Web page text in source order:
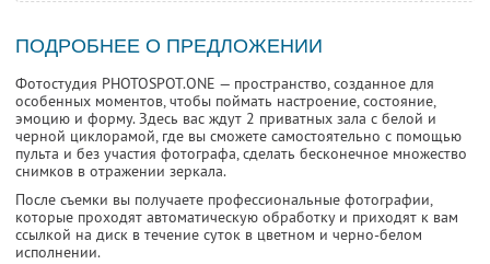
ПОДРОБНЕЕ О ПРЕДЛОЖЕНИИ
Фотостудия PHOTOSPOT.ONE — пространство, созданное для
особенных моментов, чтобы поймать настроение, состояние,
эмоцию и форму. Здесь вас ждут 2 приватных зала с белой и
черной циклорамой, где вы сможете самостоятельно с помощью
пульта и без участия фотографа, сделать бесконечное множество
снимков в отражении зеркала.
После съемки вы получаете профессиональные фотографии,
которые проходят автоматическую обработку и приходят к вам
ссылкой на диск в течение суток в цветном и черно-белом
исполнении.